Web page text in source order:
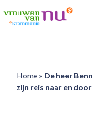
Home» De heer
zijn reis naar en